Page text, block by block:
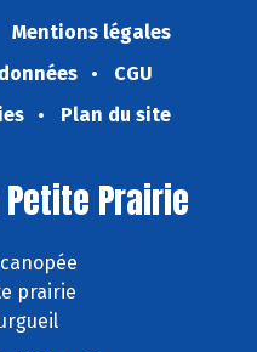
Mentions légales
CGU
Plan du site
Petite Prairie
prairie